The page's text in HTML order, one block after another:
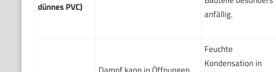
dünnes PVC)
anfällig.
Feuchte
Kondensation in